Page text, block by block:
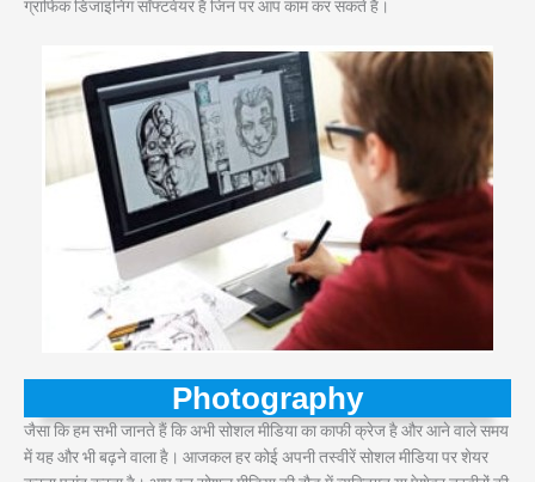
ग्राफिक डिजाइनिंग सॉफ्टवेयर हैं जिन पर आप काम कर सकते हैं।
Photography
जैसा कि हम सभी जानते हैं कि अभी सोशल मीडिया का काफी क्रेज है और आने वाले समय
में यह और भी बढ़ने वाला है। आजकल हर कोई अपनी तस्वीरें सोशल मीडिया पर शेयर